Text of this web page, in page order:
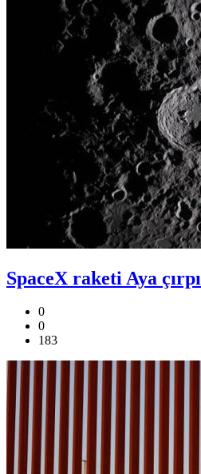
SpaceX raketi Aya
0
0
183